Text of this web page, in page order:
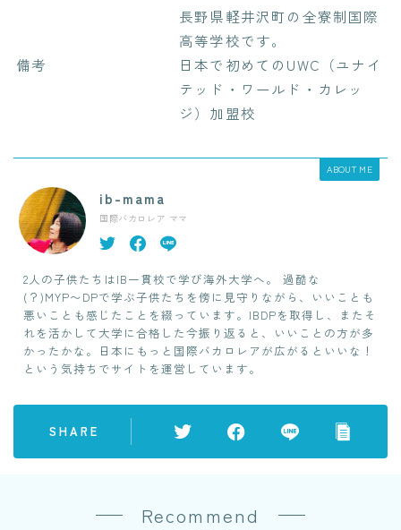
備考
長野県軽井沢町の全寮制国際
高等学校です。
日本で初めてのUWC（ユナイ
テッド・ワールド・カレッ
ジ）加盟校
ABOUT ME
ib-mama
国際バカロレア ママ
2人の子供たちはIB一貫校で学び海外大学へ。 過酷な
(？)MYP〜DPで学ぶ子供たちを傍に見守りながら、いいことも
悪いことも感じたことを綴っています。IBDPを取得し、またそ
れを活かして大学に合格した今振り返ると、いいことの方が多
かったかな。日本にもっと国際バカロレアが広がるといいな！
という気持ちでサイトを運営しています。
SHARE
Recommend